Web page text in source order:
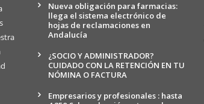
Nueva obligación para farmacias:
llega el sistema electrónico de
hojas de reclamaciones en
Andalucía
¿SOCIO Y ADMINISTRADOR?
CUIDADO CON LA RETENCIÓN EN TU
NÓMINA O FACTURA
Empresarios y profesionales : hasta